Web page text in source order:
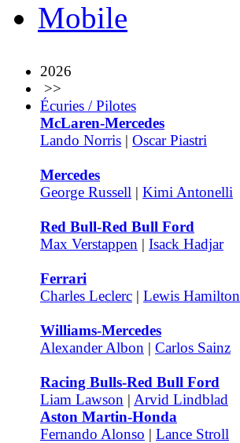
Mobile
2026
>>
Écuries / Pilotes
McLaren-Mercedes
Lando Norris | Oscar Piastri
Mercedes
George Russell | Kimi Antonelli
Red Bull-Red Bull Ford
Max Verstappen | Isack Hadjar
Ferrari
Charles Leclerc | Lewis Hamilton
Williams-Mercedes
Alexander Albon | Carlos Sainz
Racing Bulls-Red Bull Ford
Liam Lawson | Arvid Lindblad
Aston Martin-Honda
Fernando Alonso | Lance Stroll